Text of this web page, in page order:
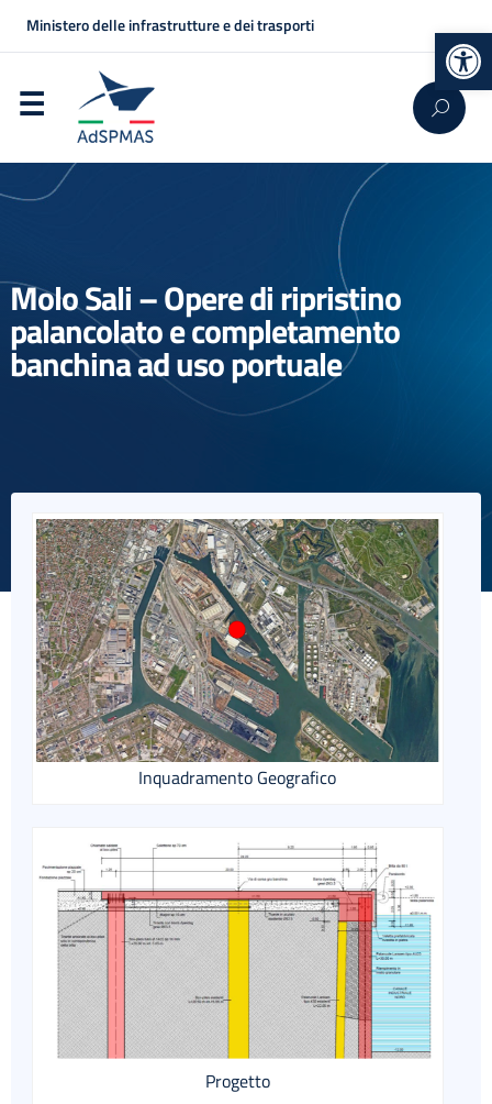
Ministero delle infrastrutture e dei trasporti
English
Molo Sali – Opere di ripristino
palancolato e completamento
banchina ad uso portuale
Inquadramento Geografico
Progetto